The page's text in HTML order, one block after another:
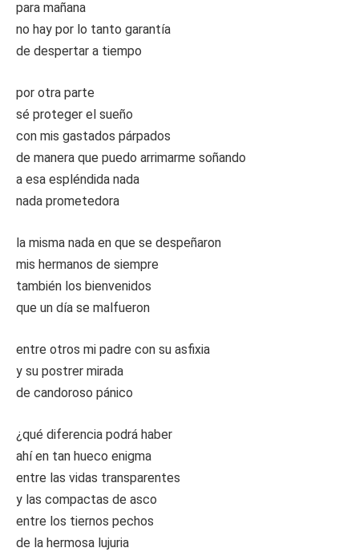
para mañana
no hay por lo tanto garantía
de despertar a tiempo
por otra parte
sé proteger el sueño
con mis gastados párpados
de manera que puedo arrimarme soñando
a esa espléndida nada
nada prometedora
la misma nada en que se despeñaron
mis hermanos de siempre
también los bienvenidos
que un día se malfueron
entre otros mi padre con su asfixia
y su postrer mirada
de candoroso pánico
¿qué diferencia podrá haber
ahí en tan hueco enigma
entre las vidas transparentes
y las compactas de asco
entre los tiernos pechos
de la hermosa lujuria